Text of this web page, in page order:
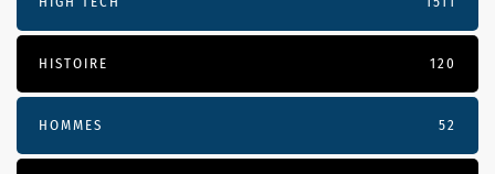
HISTOIRE 120
HOMMES 52